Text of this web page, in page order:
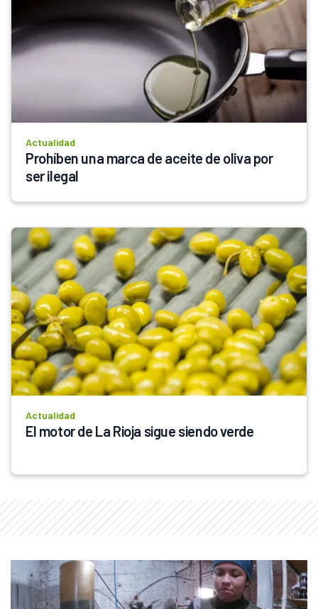
Actualidad
Prohíben una marca de aceite de oliva por
ser ilegal
Actualidad
El motor de La Rioja sigue siendo verde